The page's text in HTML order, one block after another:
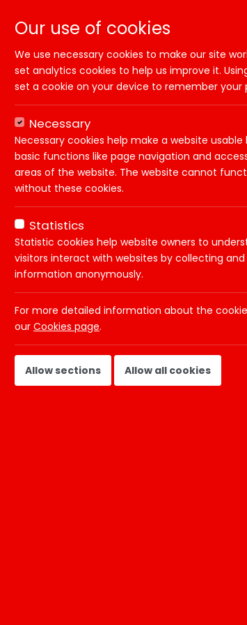
Je zoekresultaten
Binnen een straal van:100 km
Bij Ctalents zijn wij altijd op zoek
past? Of weet je niet precies welke
samen met diverse inclusieve
gaan wij actief op zoek naar een
Our use of cookies
We use necessary cookies to make our site
set analytics cookies to help us improve it.
set a cookie on your device to remember your
Necessary
Necessary cookies help make a website usable
basic functions like page navigation and
areas of the website. The website cannot
without these cookies.
Statistics
Statistic cookies help website owners to
visitors interact with websites by collecting
information anonymously.
For more detailed information about the
our Cookies page.
Allow sections Allow all cookies